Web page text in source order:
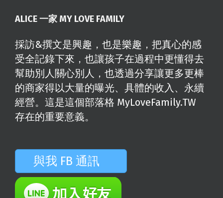
ALICE 一家 MY LOVE FAMILY
採訪&撰文是興趣，也是樂趣，把真心的感
受全記錄下來，也讓孩子在過程中更懂得去
幫助別人關心別人，也透過分享讓更多更棒
的商家得以大量的曝光、具體的收入、永續
經營。這是這個部落格 MyLoveFamily.TW
存在的重要意義。
與我 FB 通訊